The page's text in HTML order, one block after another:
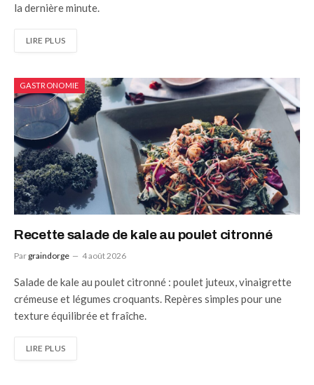
la dernière minute.
LIRE PLUS
GASTRONOMIE
Recette salade de kale au poulet citronné
Par graindorge 4 août 2026
Salade de kale au poulet citronné : poulet juteux, vinaigrette
crémeuse et légumes croquants. Repères simples pour une
texture équilibrée et fraîche.
LIRE PLUS